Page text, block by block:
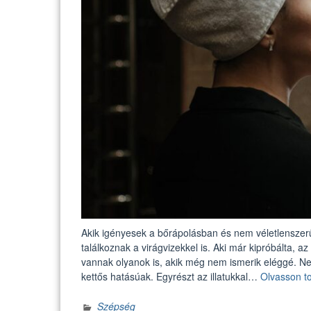
Akik igényesek a bőrápolásban és nem
találkoznak a virágvizekkel is. Aki már kipróbálta,
vannak olyanok is, akik még nem ismerik eléggé.
kettős hatásúak. Egyrészt az illatukkal… Olvasson
Szépség